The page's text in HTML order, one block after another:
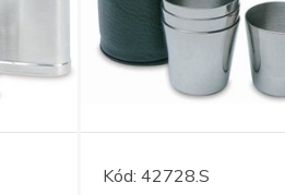
Kód:42728.S